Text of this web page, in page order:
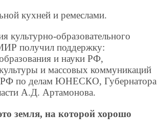
кухней и ремеслами.
культурно-образовательного
получил поддержку:
и науки РФ,
и массовых коммуникаций
по делам ЮНЕСКО, Губернатора
А.Д. Артамонова.
земля, на которой хорошо